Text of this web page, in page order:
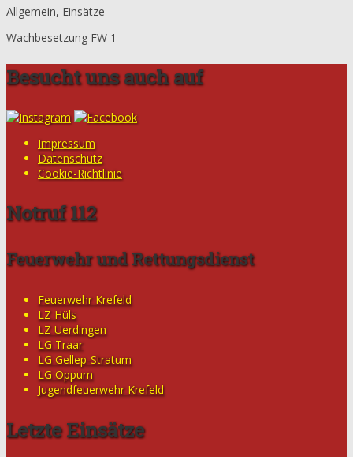
Allgemein, Einsätze
Wachbesetzung FW 1
Besucht uns auch auf
Impressum
Datenschutz
Cookie-Richtlinie
Notruf 112
Feuerwehr und Rettungsdienst
Feuerwehr Krefeld
LZ Hüls
LZ Uerdingen
LG Traar
LG Gellep-Stratum
LG Oppum
Jugendfeuerwehr Krefeld
Letzte Einsätze